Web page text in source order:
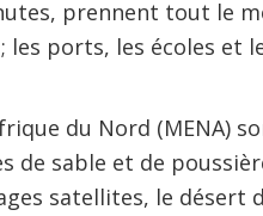
prennent tout le
les ports, les écoles et
du Nord (MENA)
de sable et de
satellites, le désert